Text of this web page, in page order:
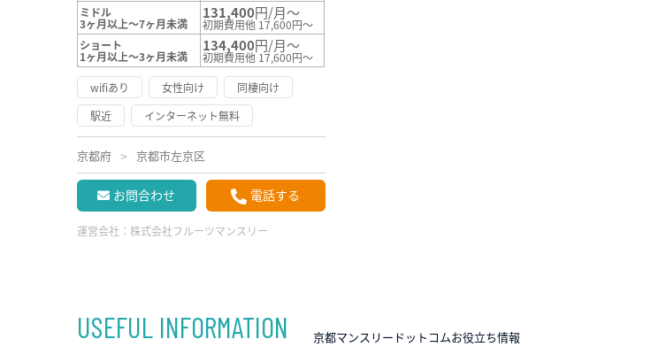
ミドル
3ヶ月以上～7ヶ月未満
131,400円/月～
初期費用他 17,600円～
ショート
1ヶ月以上～3ヶ月未満
134,400円/月～
初期費用他 17,600円～
wifiあり
女性向け
同棲向け
駅近
インターネット無料
京都府 京都市左京区
お問合わせ 電話する
運営会社： 株式会社フルーツマンスリー
USEFUL INFORMATION 京都マンスリードットコムお役立ち情報